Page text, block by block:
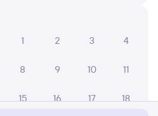
для более удобной работы
1
2 3 4
8 9 10 11
15 16 17 18